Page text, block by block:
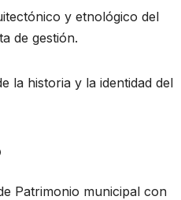
y etnológico del
de gestión.
la historia y la identidad del
Patrimonio municipal con